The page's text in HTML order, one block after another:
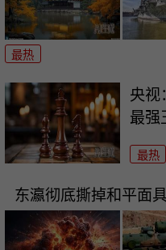
最热
央视
最强
最热
东瀛彻底撕掉和平面